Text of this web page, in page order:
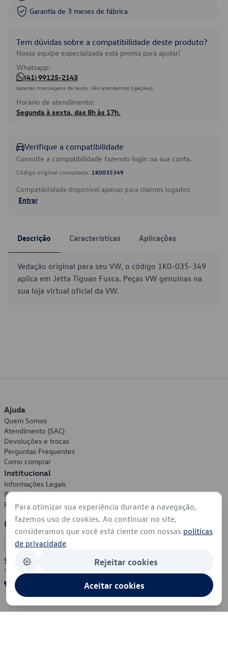
Garantia de 3 meses de fábrica
Tem dúvidas sobre a compatibilidade deste produto?
Nossa equipe especializada está pronta para ajudar!
Whatsapp:
(41) 99125-2143
(apenas mensagens de texto, não atendemos ligações)
Horário de atendimento:
Segunda à sexta, das 8h às 17h.
Verifique a compatibilidade
Consulte a compatibilidade fazendo login na sua conta.
Código original consultado: 1K0035349
Compatibilidade disponível apenas para clientes logados.
Entrar
Descrição Características Aplicações
Vedação original para seu VW, o código 1K0-035-349
aplica em Jetta Tiguan Fusca. Peças VW genuínas na
sua loja virtual oficial da VW.
Ajuda
Quem Somos
Atendimento (SAC)
Devoluções e trocas
Perguntas Frequentes
Como comprar
Institucional
Informações Legais
Política de Privacidade
Política de Cookies
Formas de Pagamento
Segurança
Para otimizar sua experiência durante a navegação,
fazemos uso de cookies. Ao continuar no site,
consideramos que você está ciente com nossas políticas
de privacidade.
Rejeitar cookies
Aceitar cookies